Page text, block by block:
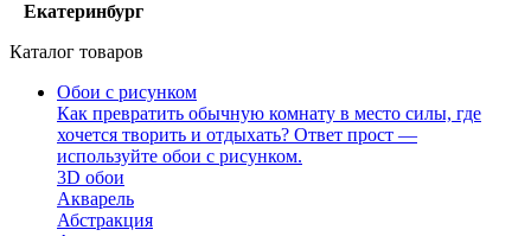
Екатеринбург
Каталог товаров
Обои с рисунком
Как превратить обычную комнату в место силы, где
хочется творить и отдыхать? Ответ прост —
используйте обои с рисунком.
3D обои
Акварель
Абстракция